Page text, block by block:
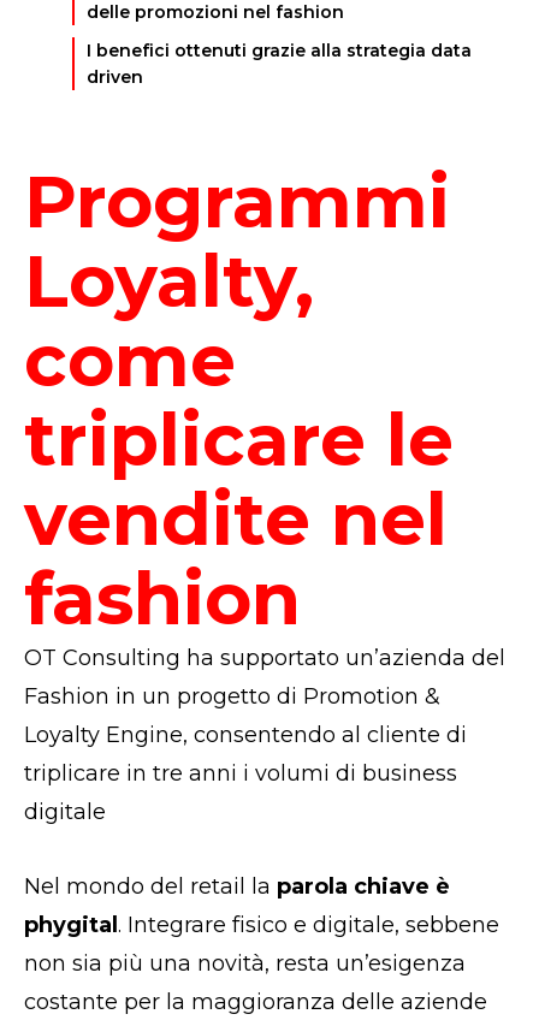
Programmi
Loyalty,
come
triplicare le
vendite nel
fashion
OT Consulting ha supportato un’azienda del
Fashion in un progetto di Promotion &
Loyalty Engine, consentendo al cliente di
triplicare in tre anni i volumi di business
digitale
Nel mondo del retail la parola chiave è
phygital . Integrare fisico e digitale, sebbene
non sia più una novità, resta un’esigenza
costante per la maggioranza delle aziende
delle promozioni nel fashion
I benefici ottenuti grazie alla strategia data
driven